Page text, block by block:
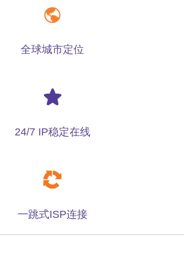
全球城市定位
24/7 IP稳定在线
一跳式ISP连接